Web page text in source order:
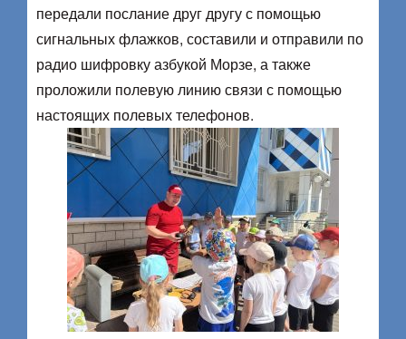
передали послание друг другу с помощью
сигнальных флажков, составили и отправили по
радио шифровку азбукой Морзе, а также
проложили полевую линию связи с помощью
настоящих полевых телефонов.